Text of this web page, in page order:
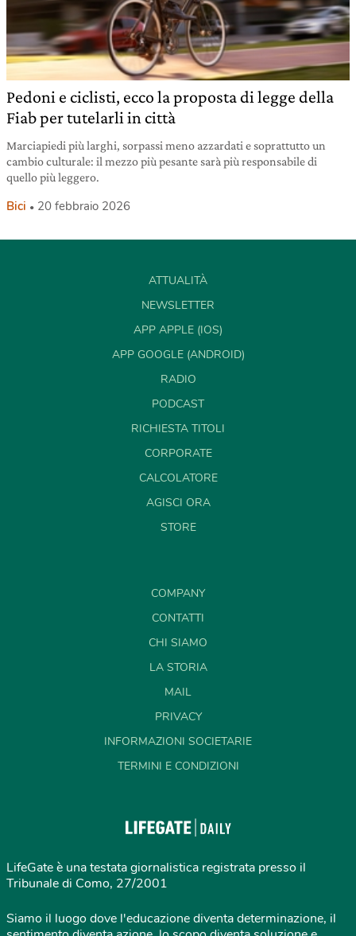
Pedoni e ciclisti, ecco la proposta di legge della
Fiab per tutelarli in città
Marciapiedi più larghi, sorpassi meno azzardati e soprattutto un
cambio culturale: il mezzo più pesante sarà più responsabile di
quello più leggero.
Bici 20 febbraio 2026
ATTUALITÀ
NEWSLETTER
APP APPLE (IOS)
APP GOOGLE (ANDROID)
RADIO
PODCAST
RICHIESTA TITOLI
CORPORATE
CALCOLATORE
AGISCI ORA
STORE
COMPANY
CONTATTI
CHI SIAMO
LA STORIA
MAIL
PRIVACY
INFORMAZIONI SOCIETARIE
TERMINI E CONDIZIONI
LifeGate è una testata giornalistica registrata presso il
Tribunale di Como, 27/2001
Siamo il luogo dove l'educazione diventa determinazione, il